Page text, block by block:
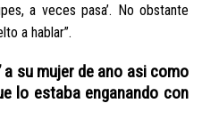
a veces pasa’. No obstante
a hablar”.
a su mujer de ano asi­ como
lo estaba enganando con